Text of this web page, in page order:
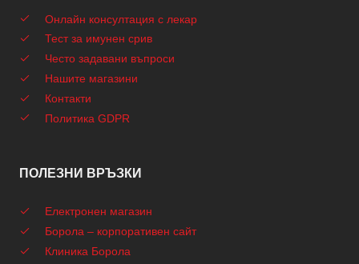
Онлайн консултация с лекар
Тест за имунен срив
Често задавани въпроси
Нашите магазини
Контакти
Политика GDPR
ПОЛЕЗНИ ВРЪЗКИ
Електронен магазин
Борола – корпоративен сайт
Клиника Борола